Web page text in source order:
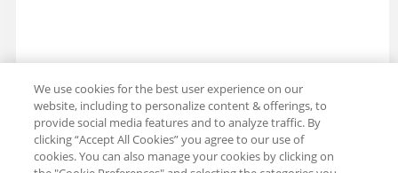
We use cookies for the best user experience on our
website, including to personalize content & offerings, to
provide social media features and to analyze traffic. By
clicking “Accept All Cookies” you agree to our use of
cookies. You can also manage your cookies by clicking on